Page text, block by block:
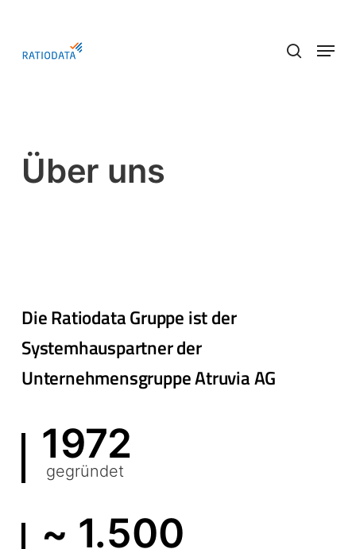
main
Menu
Über uns
Die Ratiodata Gruppe ist der
Systemhauspartner der
Unternehmensgruppe Atruvia AG
1972
gegründet
~ 1.500